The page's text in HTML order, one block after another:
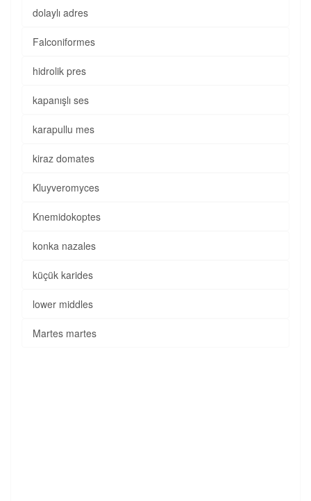
dolaylı adres
Falconiformes
hidrolik pres
kapanışlı ses
karapullu mes
kiraz domates
Kluyveromyces
Knemidokoptes
konka nazales
küçük karides
lower middles
Martes martes